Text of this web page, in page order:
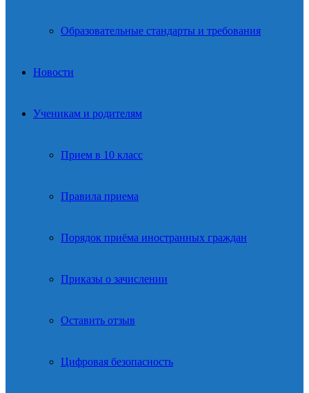
Образовательные стандарты и требования
Новости
Ученикам и родителям
Прием в 10 класс
Правила приема
Порядок приёма иностранных граждан
Приказы о зачислении
Оставить отзыв
Цифровая безопасность